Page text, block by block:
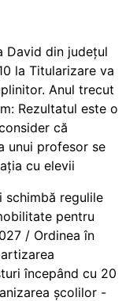
David din județul
la Titularizare va
Anul trecut
Rezultatul este o
că
unui profesor se
cu elevii
schimbă regulile
pentru
/ Ordinea în
începând cu 20
școlilor -